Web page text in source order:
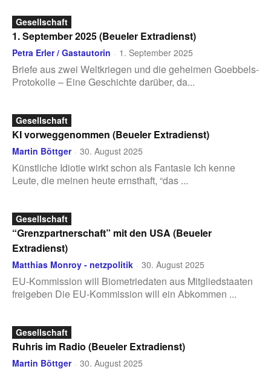
Gesellschaft
1. September 2025 (Beueler Extradienst)
Petra Erler / Gastautorin - 1. September 2025
Briefe aus zwei Weltkriegen und die geheimen Goebbels-
Protokolle – Eine Geschichte darüber, da...
Gesellschaft
KI vorweggenommen (Beueler Extradienst)
Martin Böttger - 30. August 2025
Künstliche Idiotie wirkt schon als Fantasie Ich kenne
Leute, die meinen heute ernsthaft, “das ...
Gesellschaft
“Grenzpartnerschaft” mit den USA (Beueler
Extradienst)
Matthias Monroy - netzpolitik - 30. August 2025
EU-Kommission will Biometriedaten aus Mitgliedstaaten
freigeben Die EU-Kommission will ein Abkommen ...
Gesellschaft
Ruhris im Radio (Beueler Extradienst)
Martin Böttger - 30. August 2025